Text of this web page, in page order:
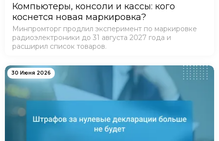
Компьютеры, консоли и кассы: кого
коснется новая маркировка?
Минпромторг продлил эксперимент по маркировке
радиоэлектроники до 31 августа 2027 года и
расширил список товаров.
30 Июня 2026